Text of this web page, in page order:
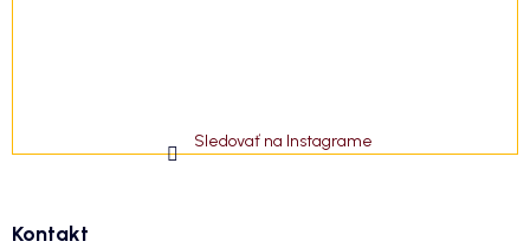
Sledovať na Instagrame
Kontakt